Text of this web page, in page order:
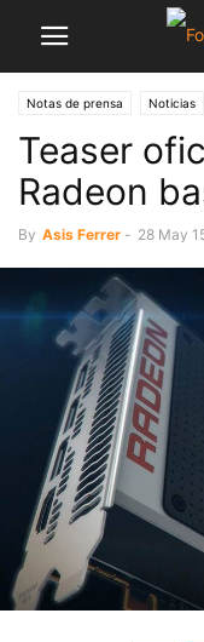
Notas de prensa Noticias
Teaser
Radeon
By Asis Ferrer - 28 May